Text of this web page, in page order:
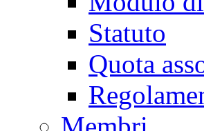
Statuto
Quota